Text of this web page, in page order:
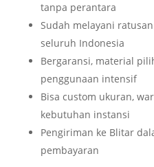
tanpa perantara
Sudah melayani
seluruh Indonesia
Bergaransi, material
penggunaan intensif
Bisa custom ukuran,
kebutuhan instansi
Pengiriman ke Blitar
pembayaran